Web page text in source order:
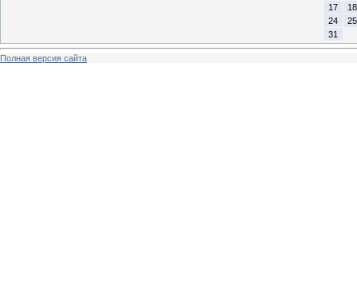
17
18
24
25
31
Полная версия сайта